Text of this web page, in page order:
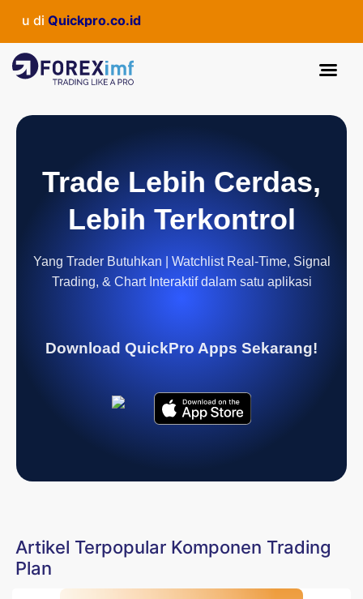
diQuickpro.co.id
Trade Lebih Cerdas,
Lebih Terkontrol
Yang Trader Butuhkan | Watchlist Real-Time, Signal
Trading, & Chart Interaktif dalam satu aplikasi
Download QuickPro Apps Sekarang!
Artikel Terpopular Komponen Trading
Plan